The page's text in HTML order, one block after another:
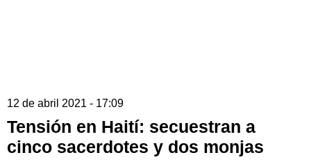
12 de abril 2021 - 17:09
Tensión en Haití: secuestran a
cinco sacerdotes y dos monjas